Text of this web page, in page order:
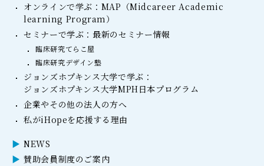
オンラインで学ぶ：MAP（Midcareer Academic
learning Program）
セミナーで学ぶ：最新のセミナー情報
臨床研究てらこ屋
臨床研究デザイン塾
ジョンズホプキンス大学で学ぶ：
ジョンズホプキンス大学MPH日本プログラム
企業やその他の法人の方へ
私がiHopeを応援する理由
NEWS
賛助会員制度のご案内